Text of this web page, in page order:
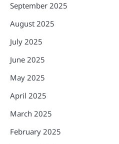
September 2025
August 2025
July 2025
June 2025
May 2025
April 2025
March 2025
February 2025